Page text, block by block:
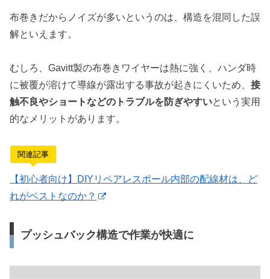
布巻きだからノイズが多いというのは、構造を混同した誤
解といえます。
むしろ、Gavitt製の布巻きワイヤーは熱に強く、ハンダ時
に被覆が溶けて導線が露出する事故が起きにくいため、 接
触不良やショートなどのトラブルを防ぎやすいという実用
的なメリットがあります。
関連記事
【初心者向け】DIYリペアレスポール内部の配線材は、ど
れがベストなのか？
プッシュバック構造で作業が快適に